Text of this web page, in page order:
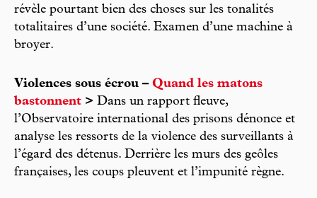
révèle pourtant bien des choses sur les tonalités
totalitaires d’une société. Examen d’une machine à
broyer.
Violences sous écrou – Quand les matons
bastonnent > Dans un rapport fleuve,
l’Observatoire international des prisons dénonce et
analyse les ressorts de la violence des surveillants à
l’égard des détenus. Derrière les murs des geôles
françaises, les coups pleuvent et l’impunité règne.